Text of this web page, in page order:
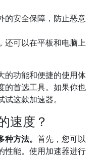
的安全保障，防止恶意
还可以在平板和电脑上
的功能和便捷的使用体
的首选工具。如果你也
这款加速器。
速度？
方法。 首先，您可以
性能。使用加速器进行